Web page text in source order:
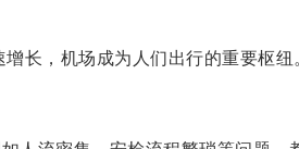
，机场成为人们出行的重要枢纽